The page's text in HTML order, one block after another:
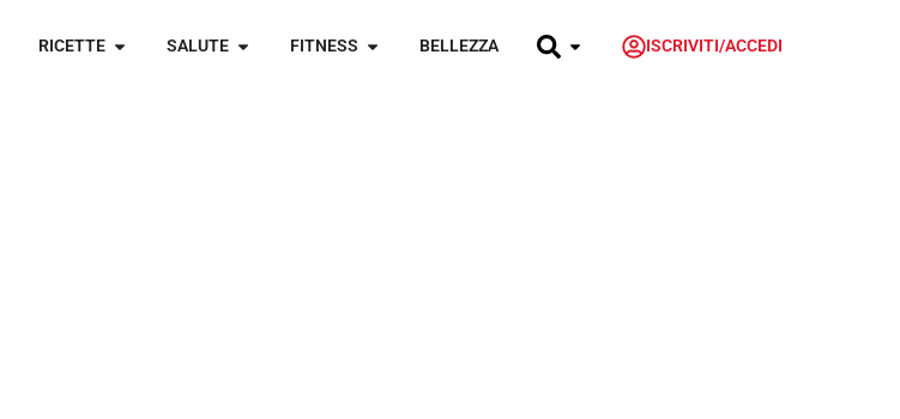
RICETTE SALUTE FITNESS BELLEZZA ISCRIVITI/ACCEDI